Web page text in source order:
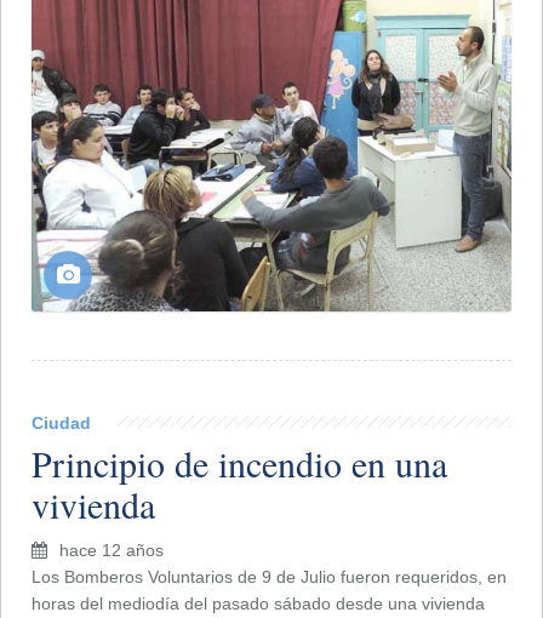
Ciudad
Principio de incendio en una
vivienda
hace 12 años
Los Bomberos Voluntarios de 9 de Julio fueron requeridos, en
horas del mediodía del pasado sábado desde una vivienda